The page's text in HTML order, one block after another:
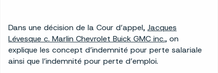
Dans une décision de la Cour d’appel, Jacques
Lévesque c. Marlin Chevrolet Buick GMC inc., on
explique les concept d’indemnité pour perte salariale
ainsi que l’indemnité pour perte d’emploi.